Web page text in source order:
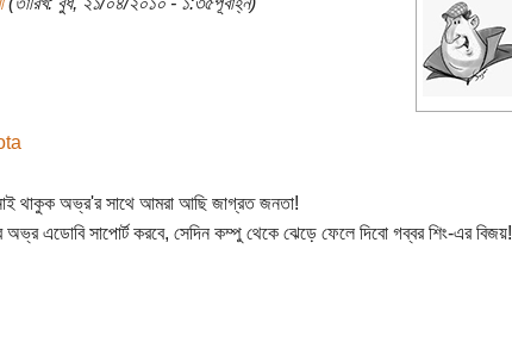
থাকুক অভ্র'র সাথে আমরা আছি জাগ্রত জনতা!
এডোবি সাপোর্ট করবে, সেদিন কম্পু থেকে ঝেড়ে ফেলে দিবো গব্বর শিং-এর বিজয়!